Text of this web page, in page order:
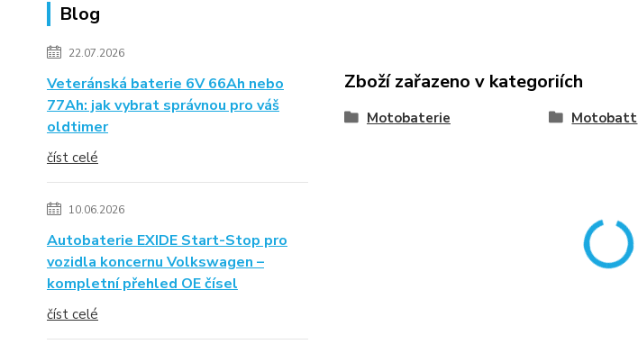
Blog
22.07.2026
Veteránská baterie 6V 66Ah nebo
77Ah: jak vybrat správnou pro váš
oldtimer
číst celé
10.06.2026
Autobaterie EXIDE Start-Stop pro
vozidla koncernu Volkswagen –
kompletní přehled OE čísel
číst celé
Zboží zařazeno v kategoriích
Motobaterie Motobatt